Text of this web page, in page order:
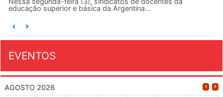
O ANDES-SN conclama suas seções sindicais e o conjunto
EVENTOS
AGOSTO 2026